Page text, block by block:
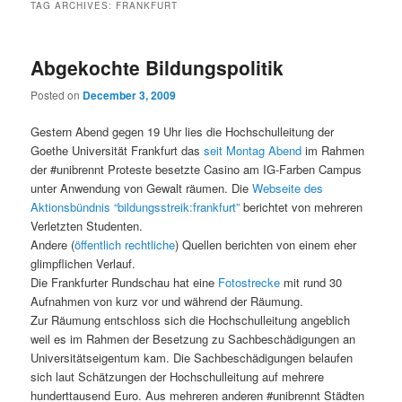
TAG ARCHIVES: FRANKFURT
Abgekochte Bildungspolitik
Posted on December 3, 2009
Gestern Abend gegen 19 Uhr lies die Hochschulleitung der
Goethe Universität Frankfurt dasseit Montag Abend im Rahmen
der #unibrennt Proteste besetzte Casino am IG-Farben Campus
unter Anwendung von Gewalt räumen. DieWebseite des
Aktionsbündnis “bildungsstreik:frankfurt” berichtet von mehreren
Verletzten Studenten.
Andere (öffentlich rechtliche) Quellen berichten von einem eher
glimpflichen Verlauf.
Die Frankfurter Rundschau hat eine Fotostrecke mit rund 30
Aufnahmen von kurz vor und während der Räumung.
Zur Räumung entschloss sich die Hochschulleitung angeblich
weil es im Rahmen der Besetzung zu Sachbeschädigungen an
Universitätseigentum kam. Die Sachbeschädigungen belaufen
sich laut Schätzungen der Hochschulleitung auf mehrere
hunderttausend Euro. Aus mehreren anderen #unibrennt Städten